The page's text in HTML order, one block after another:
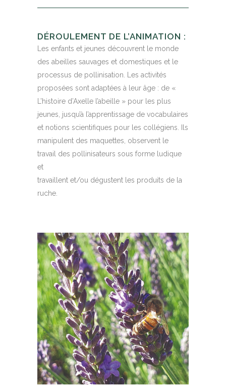
DÉROULEMENT DE L’ANIMATION :
Les enfants et jeunes découvrent le monde
des abeilles sauvages et domestiques et le
processus de pollinisation. Les activités
proposées sont adaptées à leur âge : de «
L’histoire d’Axelle l’abeille » pour les plus
jeunes, jusqu’à l’apprentissage de vocabulaires
et notions scientifiques pour les collégiens. Ils
manipulent des maquettes, observent le
travail des pollinisateurs sous forme ludique
et
travaillent et/ou dégustent les produits de la
ruche.